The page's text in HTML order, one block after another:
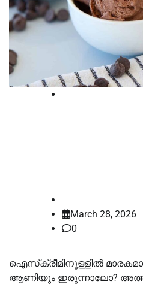
March 28, 2026
0
ഐസ്‌ക്രീമിനുള്ളില്‍
ആണിയും ഇരുന്നാലോ?